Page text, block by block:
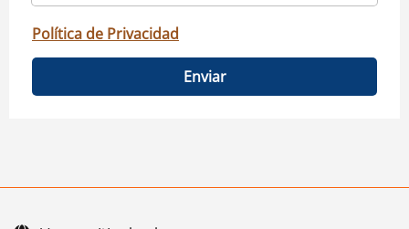
Política de Privacidad
Enviar